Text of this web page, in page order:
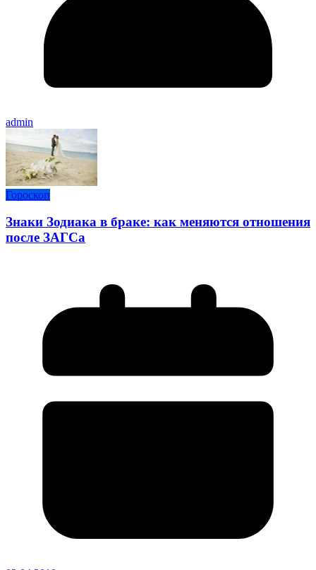
admin
Гороскоп
Знаки Зодиака в браке: как меняются отношения
после ЗАГСа